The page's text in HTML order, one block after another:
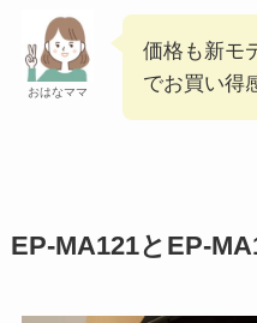
おはなママ
価格も新モ
でお買い得
EP-MA121とEP-